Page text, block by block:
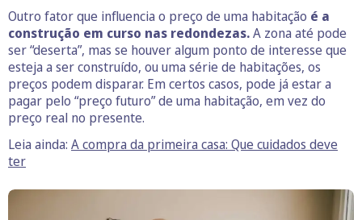
Outro fator que influencia o preço de uma habitação é a
construção em curso nas redondezas.A zona até pode
ser “deserta”, mas se houver algum ponto de interesse que
esteja a ser construído, ou uma série de habitações, os
preços podem disparar. Em certos casos, pode já estar a
pagar pelo “preço futuro” de uma habitação, em vez do
preço real no presente.
Leia ainda: A compra da primeira casa: Que cuidados deve
ter